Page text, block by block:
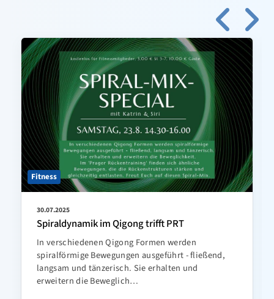
Fitness
30.07.2025
Spiraldynamik im Qigong trifft PRT
In verschiedenen Qigong Formen werden
spiralförmige Bewegungen ausgeführt - fließend,
langsam und tänzerisch. Sie erhalten und erweitern
die Beweglich…